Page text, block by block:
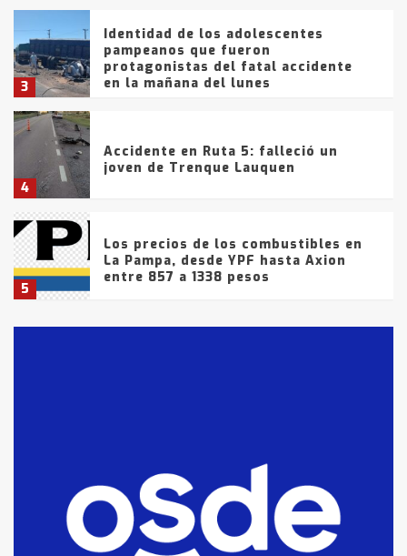
3
Identidad de los adolescentes
pampeanos que fueron
protagonistas del fatal accidente
en la mañana del lunes
4
Accidente en Ruta 5: falleció un
joven de Trenque Lauquen
5
Los precios de los combustibles en
La Pampa, desde YPF hasta Axion
entre 857 a 1338 pesos
fueron detenidos por
comercialización de drogas en la
tarde del sábado
T.Lauquen: se vendió el edificio de